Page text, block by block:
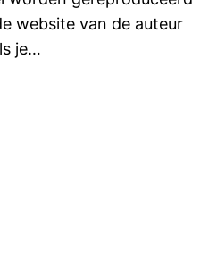
website van de auteur
je…